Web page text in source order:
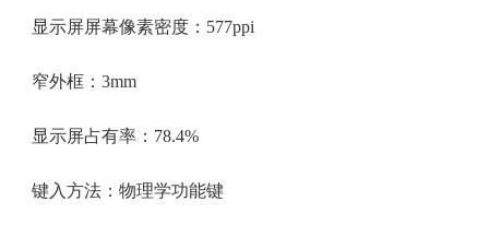
显示屏屏幕像素密度：577ppi
窄外框：3mm
显示屏占有率：78.4%
键入方法：物理学功能键